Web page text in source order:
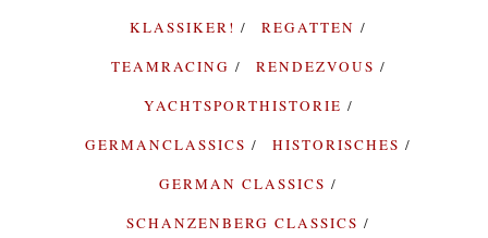
KLASSIKER!
REGATTEN
TEAMRACING
RENDEZVOUS
YACHTSPORTHISTORIE
GERMANCLASSICS
HISTORISCHES
GERMAN CLASSICS
SCHANZENBERG CLASSICS